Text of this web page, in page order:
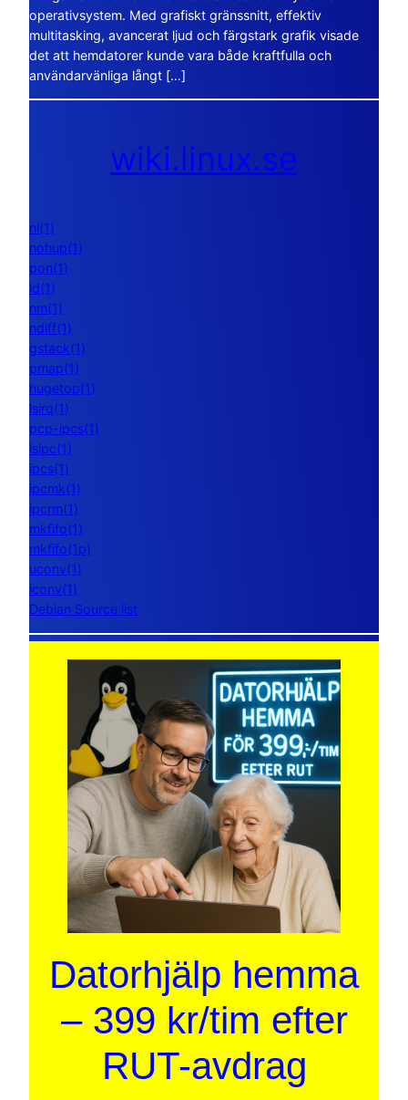
operativsystem. Med grafiskt gränssnitt, effektiv
multitasking, avancerat ljud och färgstark grafik visade
det att hemdatorer kunde vara både kraftfulla och
användarvänliga långt […]
wiki.linux.se
nl(1)
nohup(1)
pon(1)
ld(1)
nm(1)
ndiff(1)
gstack(1)
pmap(1)
hugetop(1)
lsirq(1)
pcp-ipcs(1)
lsipc(1)
ipcs(1)
ipcmk(1)
ipcrm(1)
mkfifo(1)
mkfifo(1p)
uconv(1)
iconv(1)
Debian Source list
Datorhjälp hemma
– 399 kr/tim efter
RUT-avdrag